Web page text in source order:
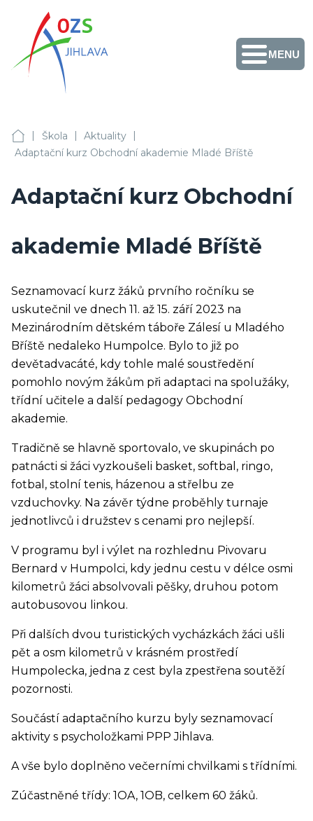
právem
státní jazykové
zkoušky Jihlava
MENU
sekretariat@ozs-ji.cz
OA, VOŠZ a SZŠ, SOŠS Jihlava
| Škola | Aktuality
|
Adaptační kurz Obchodní akademie Mladé Bříště
Adaptační kurz Obchodní
akademie Mladé Bříště
Seznamovací kurz žáků prvního ročníku se
uskutečnil ve dnech 11. až 15. září 2023 na
Mezinárodním dětském táboře Zálesí u Mladého
Bříště nedaleko Humpolce. Bylo to již po
devětadvacáté, kdy tohle malé soustředění
pomohlo novým žákům při adaptaci na spolužáky,
třídní učitele a další pedagogy Obchodní
akademie.
Tradičně se hlavně sportovalo, ve skupinách po
patnácti si žáci vyzkoušeli basket, softbal, ringo,
fotbal, stolní tenis, házenou a střelbu ze
vzduchovky. Na závěr týdne proběhly turnaje
jednotlivců i družstev s cenami pro nejlepší.
V programu byl i výlet na rozhlednu Pivovaru
Bernard v Humpolci, kdy jednu cestu v délce osmi
kilometrů žáci absolvovali pěšky, druhou potom
autobusovou linkou.
Při dalších dvou turistických vycházkách žáci ušli
pět a osm kilometrů v krásném prostředí
Humpolecka, jedna z cest byla zpestřena soutěží
pozornosti.
Součástí adaptačního kurzu byly seznamovací
aktivity s psycholožkami PPP Jihlava.
A vše bylo doplněno večerními chvilkami s třídními.
Zúčastněné třídy: 1OA, 1OB, celkem 60 žáků.